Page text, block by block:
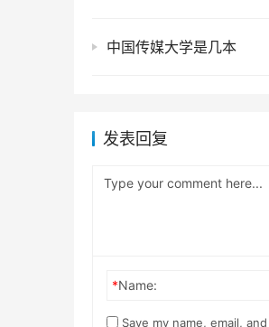
中国传媒大学是几本
发表回复
*Name:
Save my name, email,